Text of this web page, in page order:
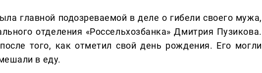
главной подозреваемой в деле о гибели своего мужа,
отделения «Россельхозбанка» Дмитрия Пузикова.
того, как отметил свой день рождения. Его могли
в еду.